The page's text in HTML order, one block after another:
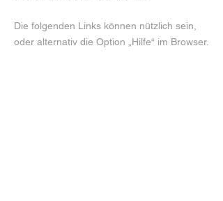
Die folgenden Links können nützlich sein,
oder alternativ die Option „Hilfe“ im Browser.